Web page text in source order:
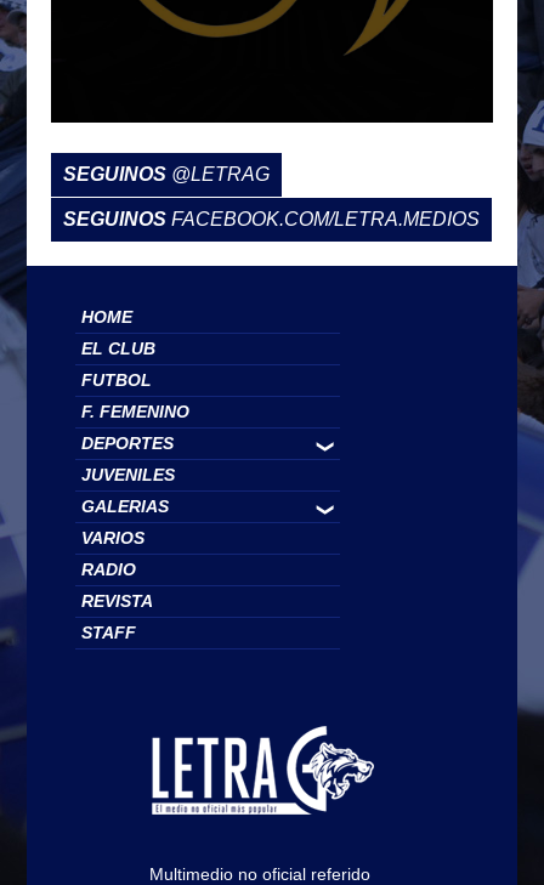
SEGUINOS @LETRAG
SEGUINOSFACEBOOK.COM/LETRA.MEDIOS
HOME
EL CLUB
FUTBOL
F. FEMENINO
DEPORTES
❯
JUVENILES
GALERIAS
❯
VARIOS
RADIO
REVISTA
STAFF
Multimedio no oficial referido